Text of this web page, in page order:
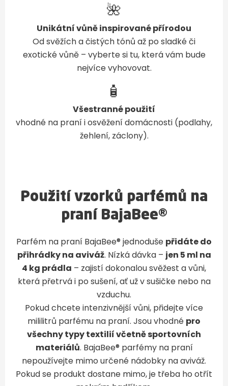
🌺
Unikátní vůně inspirované přírodou
Od svěžích a čistých tónů až po sladké či
exotické vůně – vyberte si tu, která vám bude
nejvíce vyhovovat.
🧴
Všestranné použití
vhodné na praní i osvěžení domácnosti (podlahy,
žehlení, záclony).
Použití vzorků parfémů na
praní BajaBee®
Parfém na praní BajaBee® jednoduše přidáte do
přihrádky na aviváž. Nízká dávka – jen 5 ml na
4 kg prádla – zajistí dokonalou svěžest a vůni,
která přetrvá i po sušení, ať už v sušičke nebo na
vzduchu.
Pokud chcete intenzivnější vůni, přidejte více
mililitrů parfému na praní. Jsou vhodné pro
všechny typy textilií včetně sportovních
materiálů. BajaBee® parfémy na praní
nepoužívejte mimo určené nádobky na aviváž.
Pokud se produkt dostane mimo, je třeba ho otřít